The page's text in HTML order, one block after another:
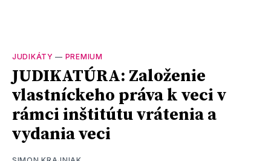
JUDIKÁTY — PREMIUM
JUDIKATÚRA: Založenie
vlastníckeho práva k veci v
rámci inštitútu vrátenia a
vydania veci